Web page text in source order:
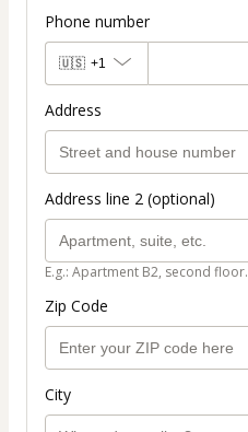
Phone number
🇺🇸 +1
Address
Address line 2 (optional)
E.g.: Apartment B2, second floor.
Zip Code
City